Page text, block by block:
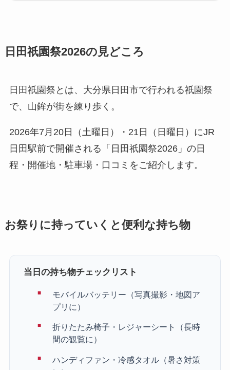
日田祇園祭2026の見どころ
日田祇園祭とは、大分県日田市で行われる祇園祭
で、山鉾が街を練り歩く。
2026年7月20日（土曜日）・21日（日曜日）にJR
日田駅前で開催される「日田祇園祭2026」の日
程・開催地・駐車場・口コミをご紹介します。
お祭りに持っていくと便利な持ち物
当日の持ち物チェックリスト
モバイルバッテリー（写真撮影・地図ア
プリに）
折りたたみ椅子・レジャーシート（長時
間の観覧に）
ハンディファン・冷感タオル（暑さ対策